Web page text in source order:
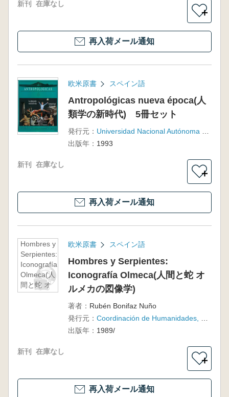
新刊 在庫なし
＋
再入荷メール通知
欧米原書 スペイン語
Antropológicas nueva época(人
類学の新時代) 5冊セット
発行元：
出版年： 1993
新刊 在庫なし
＋
再入荷メール通知
Hombres y
Serpientes:
Iconografía
Olmeca(人
間と蛇 オ
ルメカの図
欧米原書 スペイン語
Hombres y Serpientes:
Iconografía Olmeca(人間と蛇 オ
ルメカの図像学)
著者： Rubén Bonifaz Nuño
発行元：
出版年： 1989/
新刊 在庫なし
＋
再入荷メール通知